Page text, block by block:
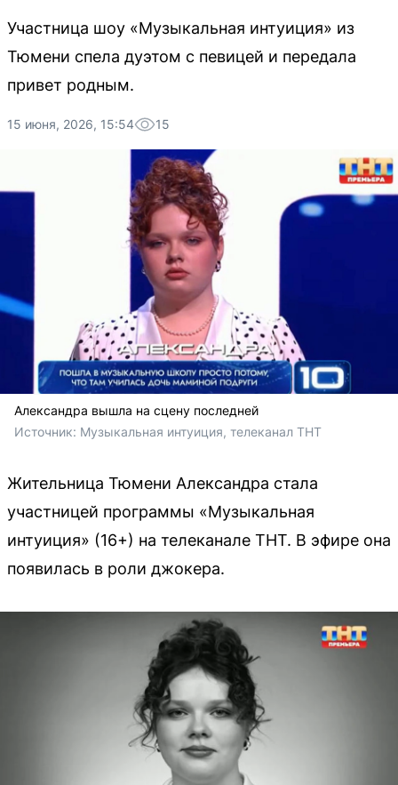
Участница шоу «Музыкальная интуиция» из
Тюмени спела дуэтом с певицей и передала
привет родным.
15 июня, 2026, 15:54 15
Александра вышла на сцену последней
Источник: Музыкальная интуиция, телеканал ТНТ
Жительница Тюмени Александра стала
участницей программы «Музыкальная
интуиция» (16+) на телеканале ТНТ. В эфире она
появилась в роли джокера.